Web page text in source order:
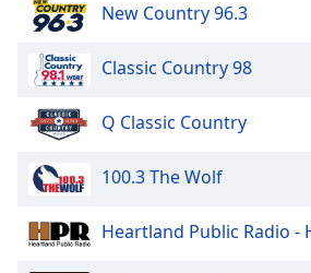
New Country 96.3
Classic Country 98
Q Classic Country
100.3 The Wolf
Heartland Public Radio - HPR1: